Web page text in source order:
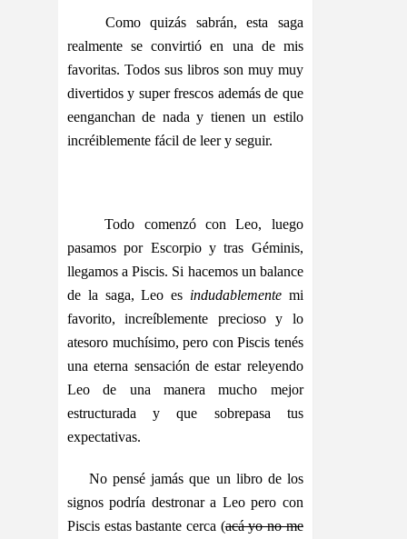
Como quizás sabrán, esta saga
realmente se convirtió en una de mis
favoritas. Todos sus libros son muy muy
divertidos y super frescos además de que
eenganchan de nada y tienen un estilo
incréiblemente fácil de leer y seguir.
Todo comenzó con Leo, luego
pasamos por Escorpio y tras Géminis,
llegamos a Piscis. Si hacemos un balance
de la saga, Leo es indudablemente mi
favorito, increíblemente precioso y lo
atesoro muchísimo, pero con Piscis tenés
una eterna sensación de estar releyendo
Leo de una manera mucho mejor
estructurada y que sobrepasa tus
expectativas.
No pensé jamás que un libro de los
signos podría destronar a Leo pero con
Piscis estas bastante cerca (acá yo no me